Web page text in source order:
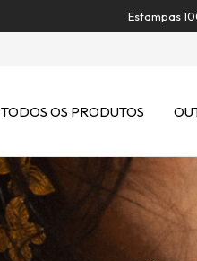
Estampas
TODOS OS PRODUTOS